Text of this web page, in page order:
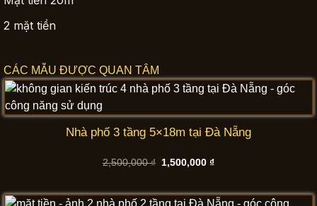
2 mặt tiền
CÁC MẪU ĐƯỢC QUAN TÂM
Nhà phố 3 tầng 5×18m tại Đà Nẵng
2,500,000₫
Giá
1,500,000₫Giá
1,500,000 ₫.